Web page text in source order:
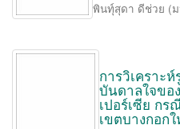
พินทุ์สุดา ดีช่วย (
การวิเคราะ
บันดาลใจขอ
เปอร์เซีย ก
เขตบางกอก